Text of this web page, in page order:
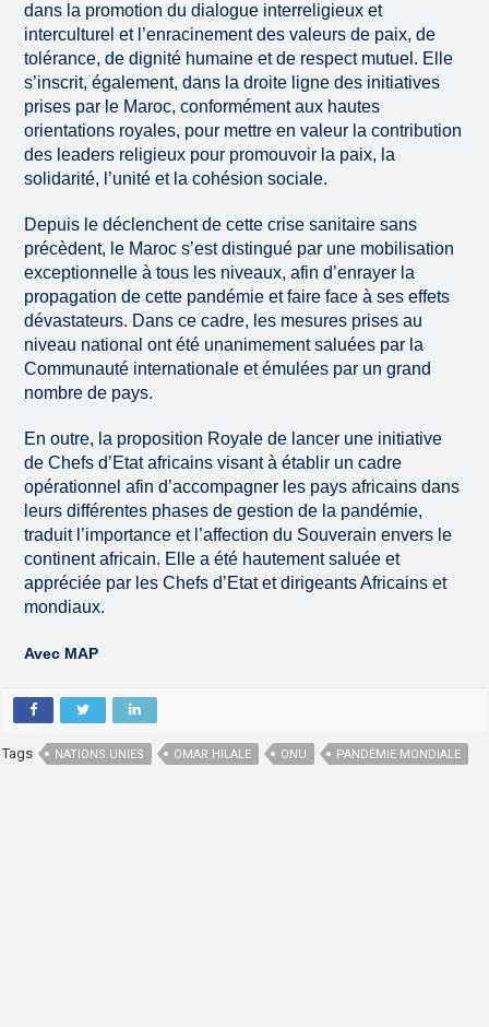
dans la promotion du dialogue interreligieux et
interculturel et l’enracinement des valeurs de paix, de
tolérance, de dignité humaine et de respect mutuel. Elle
s’inscrit, également, dans la droite ligne des initiatives
prises par le Maroc, conformément aux hautes
orientations royales, pour mettre en valeur la contribution
des leaders religieux pour promouvoir la paix, la
solidarité, l’unité et la cohésion sociale.
Depuis le déclenchent de cette crise sanitaire sans
précèdent, le Maroc s’est distingué par une mobilisation
exceptionnelle à tous les niveaux, afin d’enrayer la
propagation de cette pandémie et faire face à ses effets
dévastateurs. Dans ce cadre, les mesures prises au
niveau national ont été unanimement saluées par la
Communauté internationale et émulées par un grand
nombre de pays.
En outre, la proposition Royale de lancer une initiative
de Chefs d’Etat africains visant à établir un cadre
opérationnel afin d’accompagner les pays africains dans
leurs différentes phases de gestion de la pandémie,
traduit l’importance et l’affection du Souverain envers le
continent africain. Elle a été hautement saluée et
appréciée par les Chefs d’Etat et dirigeants Africains et
mondiaux.
Avec MAP
Tags NATIONS UNIES OMAR HILALE ONU PANDÉMIE MONDIALE